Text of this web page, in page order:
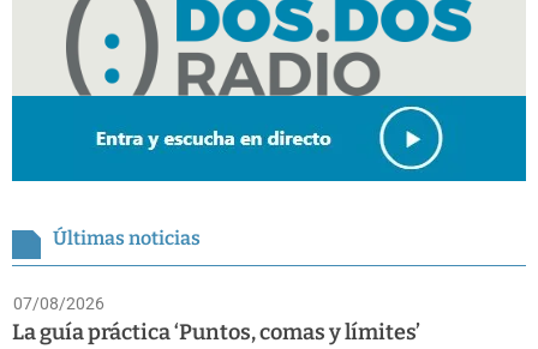
Últimas noticias
07/08/2026
La guía práctica ‘Puntos, comas y límites’